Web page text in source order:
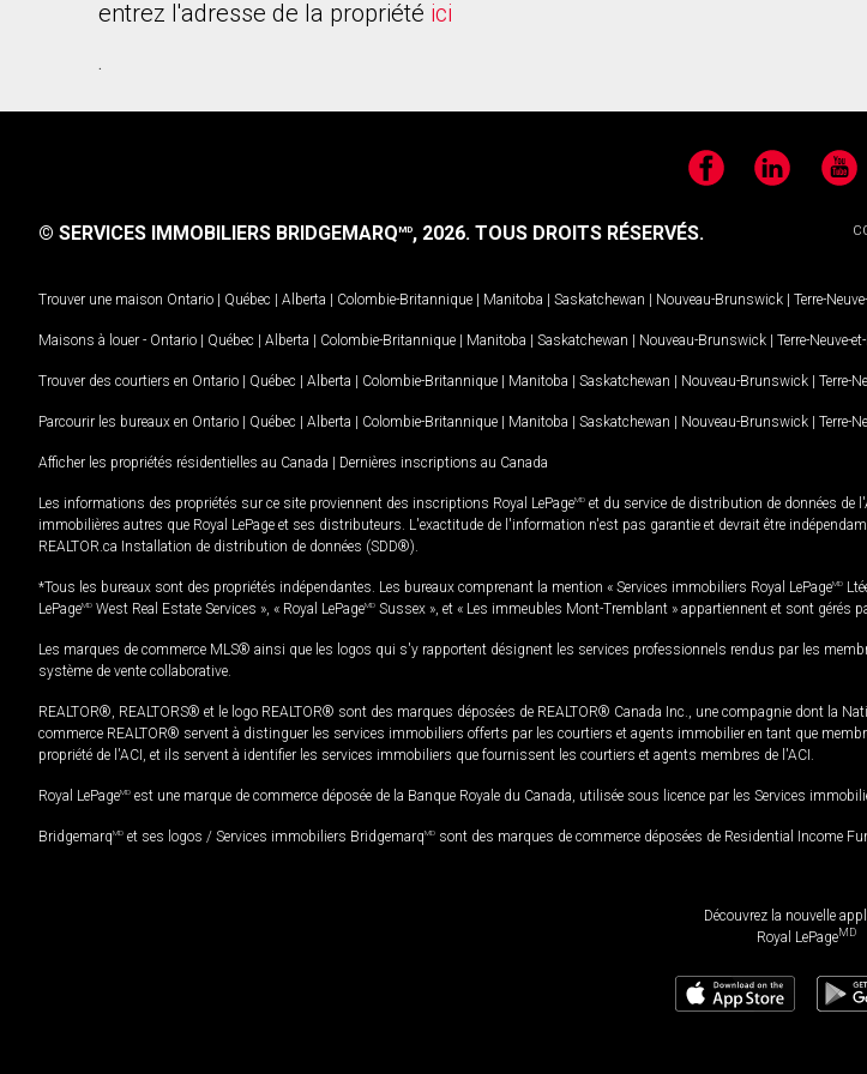
entrez l'adresse de la propriété ici
.
FacebookLinkedIn
© SERVICES IMMOBILIERS BRIDGEMARQMD, 2026. TOUS DROITS RÉSERVÉS.
Trouver une maison Ontario | Québec | Alberta | Colombie-Britannique | Manitoba | Saskatchewan | Nouveau-Brunswick | Terre-
Maisons à louer - Ontario | Québec | Alberta | Colombie-Britannique | Manitoba | Saskatchewan | Nouveau-Brunswick | Terre-Neuve-
Trouver des courtiers en Ontario | Québec | Alberta | Colombie-Britannique | Manitoba | Saskatchewan | Nouveau-Brunswick | Terre-
Parcourir les bureaux en Ontario | Québec | Alberta | Colombie-Britannique | Manitoba | Saskatchewan | Nouveau-Brunswick | Terre-
Afficher les propriétés résidentielles au Canada | Dernières inscriptions au Canada
Les informations des propriétés sur ce site proviennent des inscriptions Royal LePageMD et du service de distribution de données de
immobilières autres que Royal LePage et ses distributeurs. L'exactitude de l'information n'est pas garantie et devrait être
REALTOR.ca Installation de distribution de données (SDD®).
*Tous les bureaux sont des propriétés indépendantes. Les bureaux comprenant la mention « Services immobiliers Royal LePageMD
LePageMD West Real Estate Services », « Royal LePageMD Sussex », et « Les immeubles Mont-Tremblant » appartiennent et sont gérés
Les marques de commerce MLS® ainsi que les logos qui s'y rapportent désignent les services professionnels rendus par les
système de vente collaborative.
REALTOR®, REALTORS® et le logo REALTOR® sont des marques déposées de REALTOR® Canada Inc., une compagnie dont la
commerce REALTOR® servent à distinguer les services immobiliers offerts par les courtiers et agents immobilier en tant que
propriété de l'ACI, et ils servent à identifier les services immobiliers que fournissent les courtiers et agents membres de l'ACI.
Royal LePageMD est une marque de commerce déposée de la Banque Royale du Canada, utilisée sous licence par les Services
BridgemarqMD et ses logos / Services immobiliers BridgemarqMD sont des marques de commerce déposées de Residential Income
Découvrez la nouvelle
Royal LePageMD